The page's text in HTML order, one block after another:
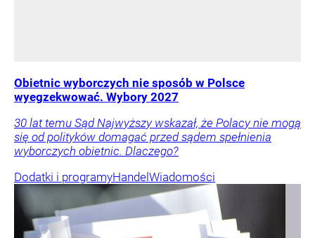
Obietnic wyborczych nie sposób w Polsce
wyegzekwować. Wybory 2027
30 lat temu Sąd Najwyższy wskazał, że Polacy nie mogą
się od polityków domagać przed sądem spełnienia
wyborczych obietnic. Dlaczego?
Dodatki i programyHandelWiadomości